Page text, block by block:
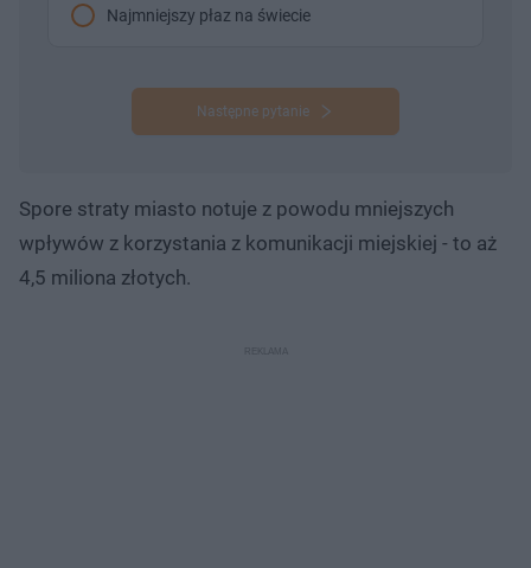
Najmniejszy płaz na świecie
Następne pytanie
Spore straty miasto notuje z powodu mniejszych
wpływów z korzystania z komunikacji miejskiej - to aż
4,5 miliona złotych.